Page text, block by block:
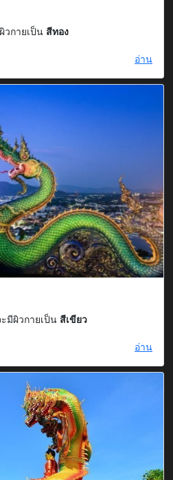
กายเป็น สีทอง
อ่าน
มีผิวกายเป็น สีเขียว
อ่าน